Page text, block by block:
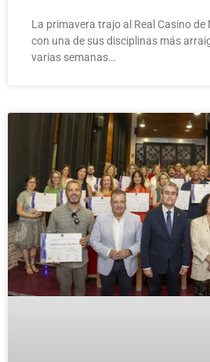
La primavera trajo al Real Casino
con una de sus disciplinas más
varias semanas…